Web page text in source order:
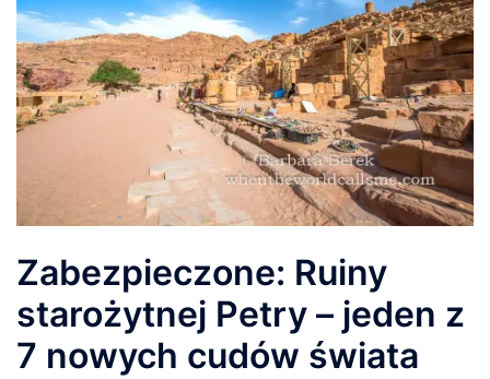
Zabezpieczone: Ruiny
starożytnej Petry – jeden z
7 nowych cudów świata